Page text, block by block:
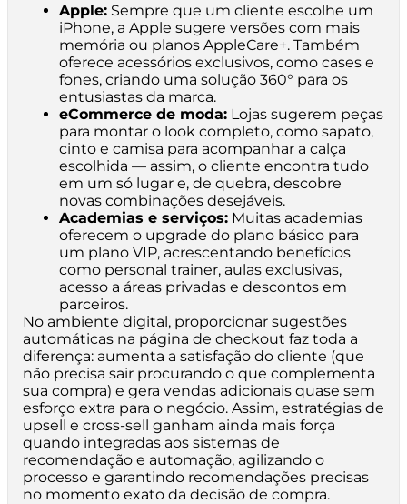
Apple: Sempre que um cliente escolhe um
iPhone, a Apple sugere versões com mais
memória ou planos AppleCare+. Também
oferece acessórios exclusivos, como cases e
fones, criando uma solução 360° para os
entusiastas da marca.
eCommerce de moda: Lojas sugerem peças
para montar o look completo, como sapato,
cinto e camisa para acompanhar a calça
escolhida — assim, o cliente encontra tudo
em um só lugar e, de quebra, descobre
novas combinações desejáveis.
Academias e serviços: Muitas academias
oferecem o upgrade do plano básico para
um plano VIP, acrescentando benefícios
como personal trainer, aulas exclusivas,
acesso a áreas privadas e descontos em
parceiros.
No ambiente digital, proporcionar sugestões
automáticas na página de checkout faz toda a
diferença: aumenta a satisfação do cliente (que
não precisa sair procurando o que complementa
sua compra) e gera vendas adicionais quase sem
esforço extra para o negócio. Assim, estratégias de
upsell e cross-sell ganham ainda mais força
quando integradas aos sistemas de
recomendação e automação, agilizando o
processo e garantindo recomendações precisas
no momento exato da decisão de compra.